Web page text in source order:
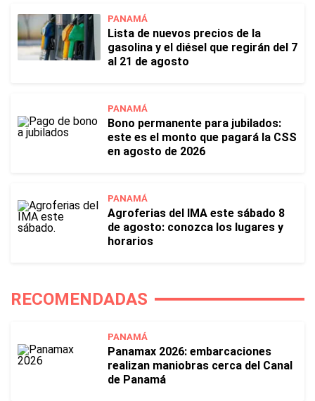
PANAMÁ
Lista de nuevos precios de la
gasolina y el diésel que regirán del 7
al 21 de agosto
PANAMÁ
Bono permanente para jubilados:
este es el monto que pagará la CSS
en agosto de 2026
PANAMÁ
Agroferias del IMA este sábado 8
de agosto: conozca los lugares y
horarios
RECOMENDADAS
PANAMÁ
Panamax 2026: embarcaciones
realizan maniobras cerca del Canal
de Panamá